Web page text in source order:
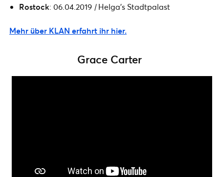
Rostock: 06.04.2019 |Helga’s Stadtpalast
Mehr über KLAN erfahrt ihr hier.
Grace Carter